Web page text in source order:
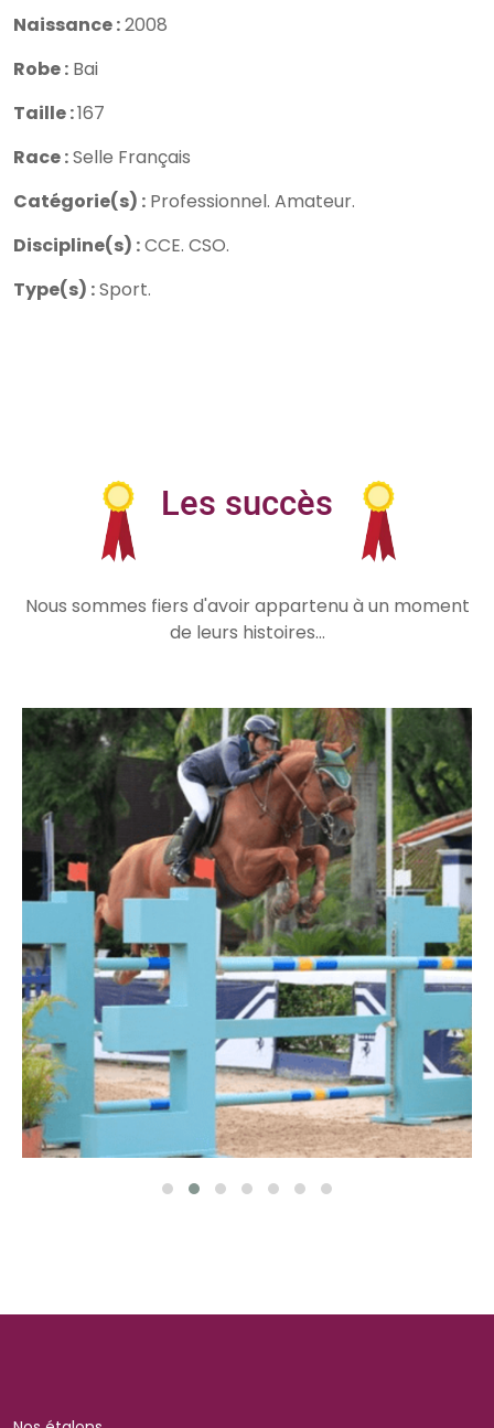
Naissance :2008
Robe : Bai
Taille :167
Race :Selle Français
Catégorie(s) : Professionnel. Amateur.
Discipline(s) :CCE. CSO.
Type(s) :Sport.
Les succès
Nous sommes fiers d'avoir appartenu à un moment
de leurs histoires...